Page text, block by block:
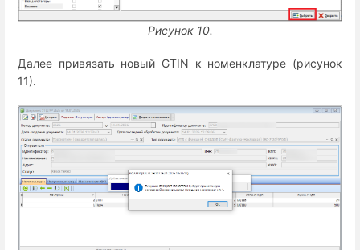
Рисунок 10.
Далее привязать новый GTIN к номенклатуре (рисунок
11).